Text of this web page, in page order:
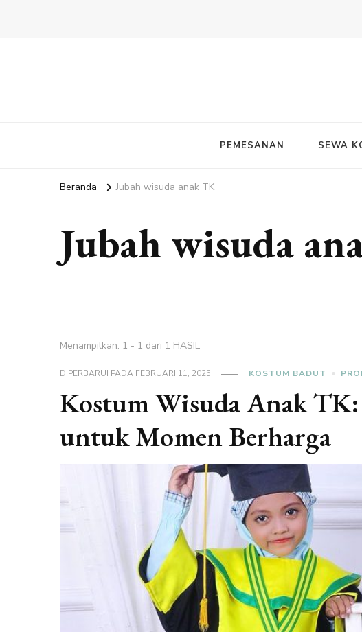
PEMESANAN SEWA
Beranda Jubah wisuda anak TK
Jubah wisuda
Menampilkan: 1 - 1 dari 1 HASIL
DIPERBARUI PADA FEBRUARI 11, 2025 KOSTUM BADUT
Kostum Wisuda Anak
untuk Momen Berharga